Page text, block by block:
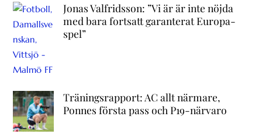
Jonas Valfridsson: ”Vi är är inte nöjda
med bara fortsatt garanterat Europa-
spel”
Träningsrapport: AC allt närmare,
Ponnes första pass och P19-närvaro